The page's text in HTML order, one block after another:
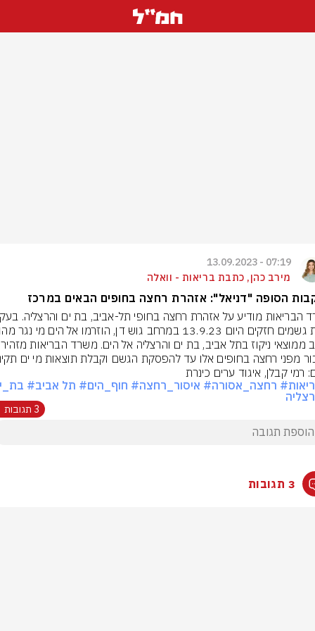
07:19 - 13.09.2023
מירב כהן, כתבת בריאות - וואלה
הסופה "דניאל": אזהרת רחצה בחופים הבאים במרכז
מפני רחצה בחופים אלו עד להפסקת הגשם וקבלת תוצאות מי ים
רמי קבלן, איגוד ערים כינרת
# רחצה_אסורה# איסור_רחצה# חוף_הים# תל אביב#
3 תגובות
3 תגובות